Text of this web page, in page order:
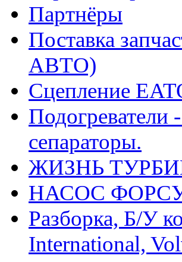
Партнёры
Поставка
АВТО)
Сцепление
Подогреватели
сепараторы.
ЖИЗНЬ
НАСОС
Разборка, Б/У
International,